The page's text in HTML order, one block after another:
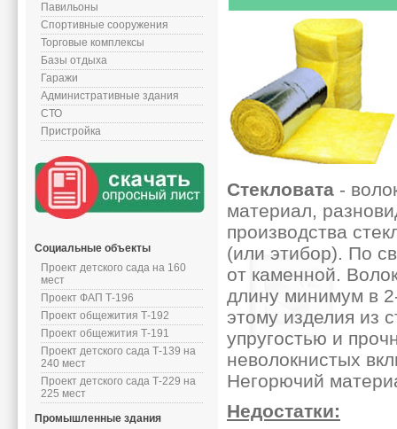
Павильоны
Спортивные сооружения
Торговые комплексы
Базы отдыха
Гаражи
Административные здания
СТО
Пристройка
Социальные объекты
Проект детского сада на 160
мест
Проект ФАП Т-196
Проект общежития Т-192
Проект общежития Т-191
Проект детского сада Т-139 на
240 мест
Проект детского сада Т-229 на
225 мест
Промышленные здания
Стекловата -
материал,
производства
(или этибор). По
от каменной.
длину минимум в
этому изделия из
упругостью и
неволокнистых
Негорючий
Недостатки: